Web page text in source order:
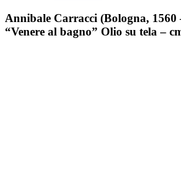
Annibale Carracci (Bologna, 1560
“Venere al bagno” Olio su tela –